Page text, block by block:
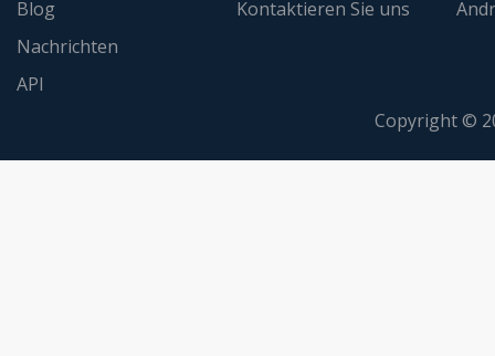
Blog
Nachrichten
API
Kontaktieren Sie uns
Copyright ©